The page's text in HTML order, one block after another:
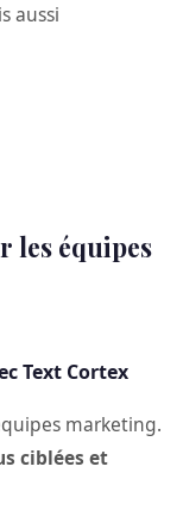
aussi
les équipes
Text Cortex
marketing.
ciblées et